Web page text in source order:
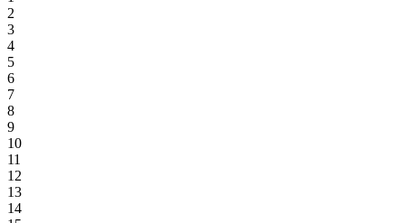
2
3
4
5
6
7
8
9
10
11
12
13
14